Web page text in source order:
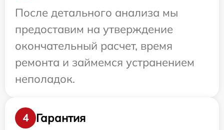
После детального анализа мы
предоставим на утверждение
окончательный расчет, время
ремонта и займемся устранением
неполадок.
4
Гарантия